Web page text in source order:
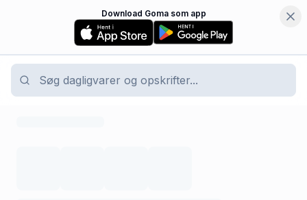
Download Goma som app